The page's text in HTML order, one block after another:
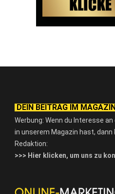
DEIN BEITRAG IM
Werbung: Wenn du Interesse
in unserem Magazin hast,
Redaktion:
>>> Hier klicken, um uns zu